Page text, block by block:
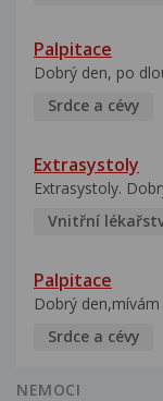
Palpitace
Dobrý den, po
Srdce a cévy
Extrasystoly
Extrasystoly.
Vnitřní
Palpitace
Dobrý
Srdce a cévy
NEMOCI